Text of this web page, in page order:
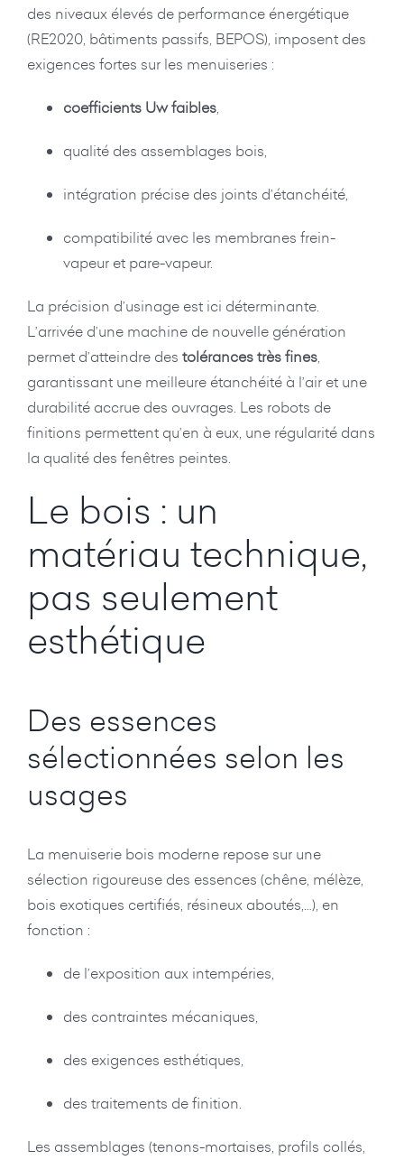
des niveaux élevés de performance énergétique
(RE2020, bâtiments passifs, BEPOS), imposent des
exigences fortes sur les menuiseries :
coefficients Uw faibles,
qualité des assemblages bois,
intégration précise des joints d’étanchéité,
compatibilité avec les membranes frein-
vapeur et pare-vapeur.
La précision d’usinage est ici déterminante.
L’arrivée d’une machine de nouvelle génération
permet d’atteindre des tolérances très fines,
garantissant une meilleure étanchéité à l’air et une
durabilité accrue des ouvrages. Les robots de
finitions permettent qu’en à eux, une régularité dans
la qualité des fenêtres peintes.
Le bois : un
matériau technique,
pas seulement
esthétique
Des essences
sélectionnées selon les
usages
La menuiserie bois moderne repose sur une
sélection rigoureuse des essences (chêne, mélèze,
bois exotiques certifiés, résineux aboutés,…), en
fonction :
de l’exposition aux intempéries,
des contraintes mécaniques,
des exigences esthétiques,
des traitements de finition.
Les assemblages (tenons-mortaises, profils collés,